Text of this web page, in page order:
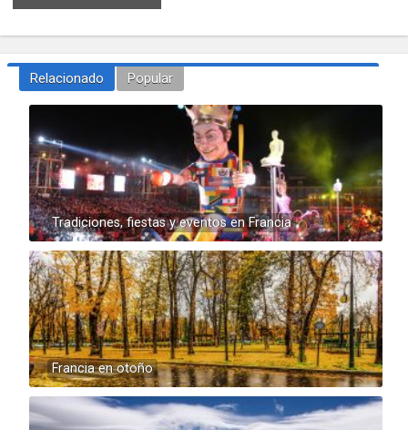
Relacionado Popular
Tradiciones, fiestas y eventos en Francia
Francia en otoño